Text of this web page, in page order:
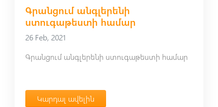
Գրանցում անգլերենի
ստուգաթեստի համար
26 Feb, 2021
Գրանցում անգլերենի ստուգաթեստի համար
Կարդալ ավելին